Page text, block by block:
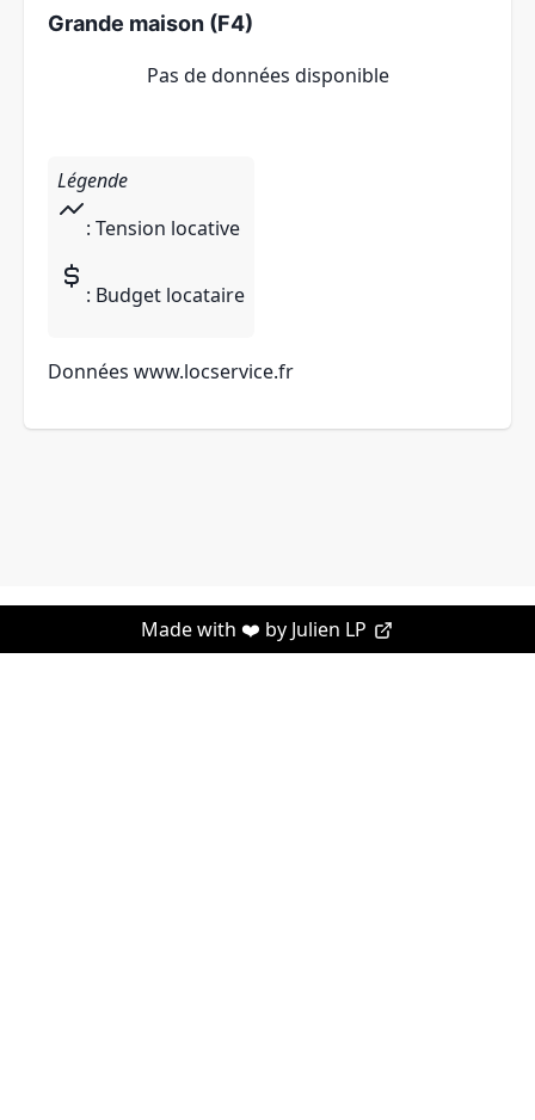
Grande maison (F4)
Pas de données disponible
Légende
: Tension locative
: Budget locataire
Données www.locservice.fr
Made with ❤️ by Julien LP